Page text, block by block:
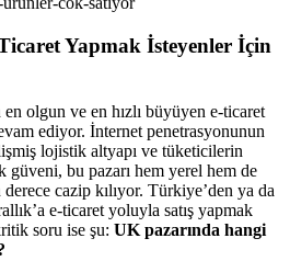
Yapmak İsteyenler İçin
olgun ve en hızlı büyüyen e-ticaret
ediyor. İnternet penetrasyonunun
lojistik altyapı ve tüketicilerin
güveni, bu pazarı hem yerel hem de
derece cazip kılıyor. Türkiye’den ya da
e-ticaret yoluyla satış yapmak
soru ise şu: UK pazarında hangi